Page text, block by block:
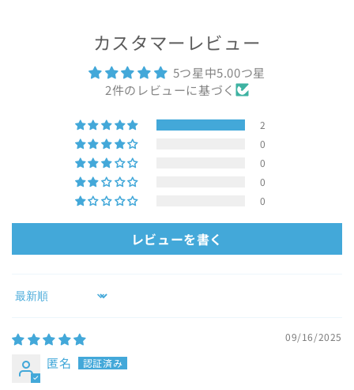
カスタマーレビュー
5つ星中5.00つ星
2件のレビューに基づく
2
0
0
0
0
レビューを書く
Sort by
09/16/2025
匿名